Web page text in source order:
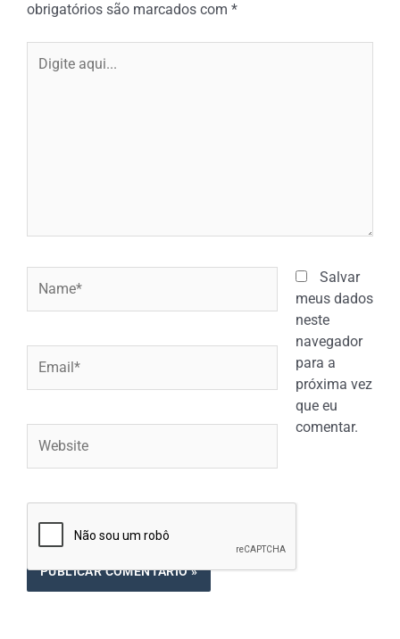
obrigatórios são marcados com *
aqui...
Salvar
meus dados
neste
navegador
para a
próxima vez
que eu
comentar.